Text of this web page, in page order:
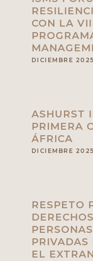
CON LA
DICIEMBRE 2025
ASHURST
PRIMERA
ÁFRICA
DICIEMBRE 2025
RESPETO
EL